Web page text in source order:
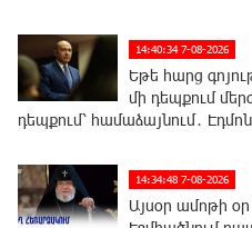
14:40:34 7-08-2026
Եթե հարց
մի դեպքում
դեպքում՝ համաձայնում․
14:34:48 7-08-2026
Այսօր ամոթի օր